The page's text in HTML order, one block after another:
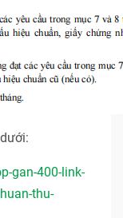
gan-400-link-
thu-